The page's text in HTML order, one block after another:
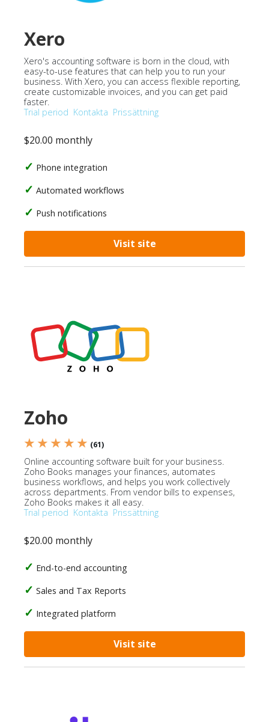
Xero
Xero's accounting software is born in the cloud, with
easy-to-use features that can help you to run your
business. With Xero, you can access flexible reporting,
create customizable invoices, and you can get paid
faster.
Trial period Kontakta Prissättning
$20.00 monthly
Phone integration
Automated workflows
Push notifications
Visit site
Zoho
★ ★ ★ ★ ★ (61)
Online accounting software built for your business.
Zoho Books manages your finances, automates
business workflows, and helps you work collectively
across departments. From vendor bills to expenses,
Zoho Books makes it all easy.
Trial period Kontakta Prissättning
$20.00 monthly
End-to-end accounting
Sales and Tax Reports
Integrated platform
Visit site